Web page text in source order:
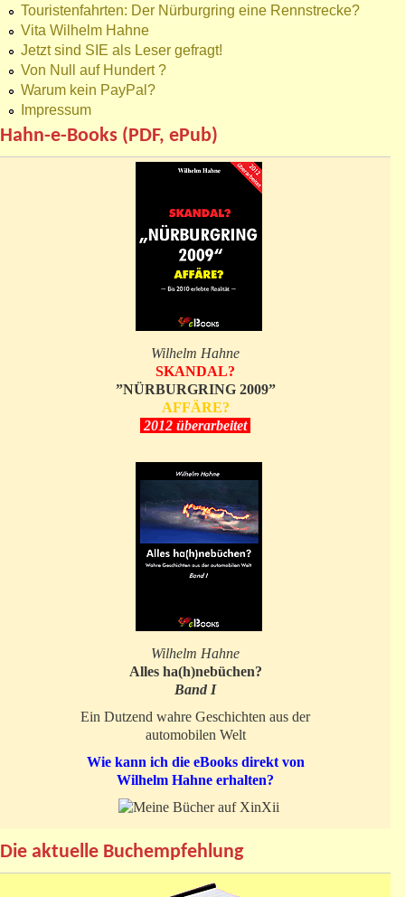
Touristenfahrten: Der Nürburgring eine Rennstrecke?
Vita Wilhelm Hahne
Jetzt sind SIE als Leser gefragt!
Von Null auf Hundert ?
Warum kein PayPal?
Impressum
Hahn-e-Books (PDF, ePub)
Wilhelm Hahne
SKANDAL?
”NÜRBURGRING 2009”
AFFÄRE?
2012 überarbeitet
Wilhelm Hahne
Alles ha(h)nebüchen?
Band I
Ein Dutzend wahre Geschichten aus der
automobilen Welt
Wie kann ich die eBooks direkt von
Wilhelm Hahne erhalten?
Die aktuelle Buchempfehlung